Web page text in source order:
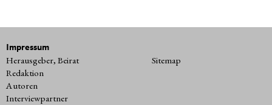
Impressum
Herausgeber, Beirat
Redaktion
Autoren
Interviewpartner
Sitemap